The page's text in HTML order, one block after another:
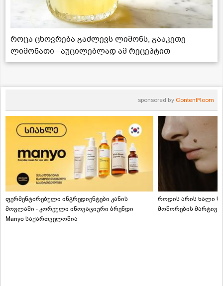
როცა ცხოვრება გაძლევს ლიმონს, გააკეთე
ლიმონათი - აუცილებლად ამ რეცეპტით
sponsored by ContentRoom
ფერმენტირებული ინგრედიენტები კანის
მოვლაში - კორეული ინოვაციური ბრენდი
Manyo საქართველოშია
როდის არის ხალი
მოშორების